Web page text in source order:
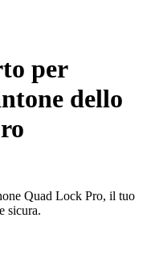
per
dello
Quad Lock Pro, il tuo
sicura.